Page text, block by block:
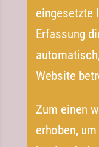
eingesetzte
Erfassung
Website
Zum einen
erhoben,